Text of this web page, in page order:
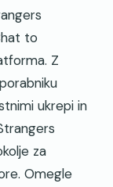
to
Z
ukrepi in
za
Omegle